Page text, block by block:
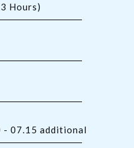
Hours)
07.15 additional